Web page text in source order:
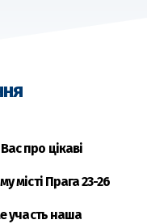
про цікаві
місті Прага 23-26
участь наша